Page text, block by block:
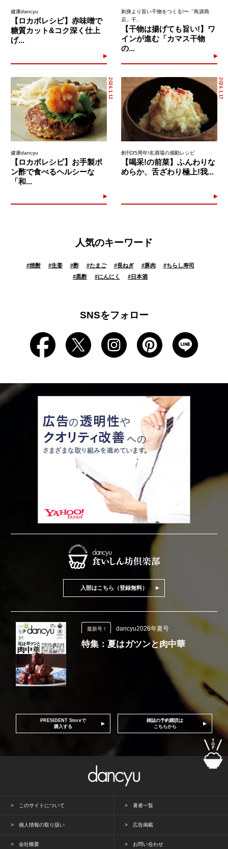
健康dancyu
【ロカボレシピ】赤味噌で
糖質カット&コク深く仕上
げ...
刺身より旨い干物をつくる!〜「島源商
店」干..
【干物は揚げても旨い!】ワ
インが進む「カマス干物
の...
2026.1.12
健康dancyu
【ロカボレシピ】お手製ポ
ン酢で食べるヘルシーな
「和...
2026.1.17
創刊35周年!名酒場の感動レシピ
【喝采!の前菜】ふんわりな
めらか、舌ざわり極上!我...
人気のキーワード
#焼酎 #生姜 #酢 #たまご #長ねぎ #豚肉 #ちらし寿司
#黒酢 #にんにく #日本酒
SNSをフォロー
入部はこちら（登録無料）
最新号！ dancyu2026年夏号
特集：夏はガツンと肉中華
PRESIDENT Storeで
購入する
雑誌の予約購読は
こちらから
このサイトについて 著者一覧
個人情報の取り扱い 広告掲載
会社概要 お問い合わせ